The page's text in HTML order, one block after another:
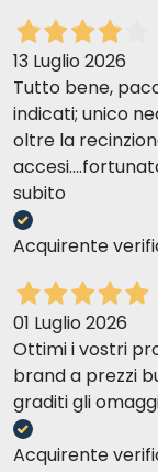
13 Luglio 2026
Tutto bene,
indicati; unico
oltre la
subito
Acquirente
01 Luglio 2026
Ottimi i vostri
brand a prezzi
graditi gli
Acquirente